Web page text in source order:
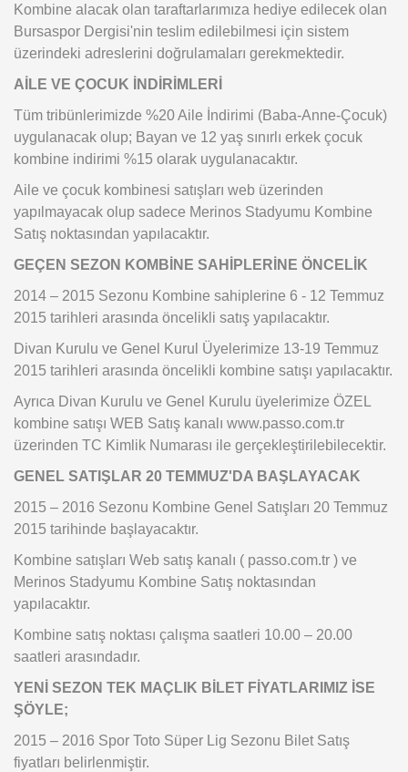
Kombine alacak olan taraftarlarımıza hediye edilecek olan
Bursaspor Dergisi'nin teslim edilebilmesi için sistem
üzerindeki adreslerini doğrulamaları gerekmektedir.
AİLE VE ÇOCUK İNDİRİMLERİ
Tüm tribünlerimizde %20 Aile İndirimi (Baba-Anne-Çocuk)
uygulanacak olup; Bayan ve 12 yaş sınırlı erkek çocuk
kombine indirimi %15 olarak uygulanacaktır.
Aile ve çocuk kombinesi satışları web üzerinden
yapılmayacak olup sadece Merinos Stadyumu Kombine
Satış noktasından yapılacaktır.
GEÇEN SEZON KOMBİNE SAHİPLERİNE ÖNCELİK
2014 – 2015 Sezonu Kombine sahiplerine 6 - 12 Temmuz
2015 tarihleri arasında öncelikli satış yapılacaktır.
Divan Kurulu ve Genel Kurul Üyelerimize 13-19 Temmuz
2015 tarihleri arasında öncelikli kombine satışı yapılacaktır.
Ayrıca Divan Kurulu ve Genel Kurulu üyelerimize ÖZEL
kombine satışı WEB Satış kanalı www.passo.com.tr
üzerinden TC Kimlik Numarası ile gerçekleştirilebilecektir.
GENEL SATIŞLAR 20 TEMMUZ'DA BAŞLAYACAK
2015 – 2016 Sezonu Kombine Genel Satışları 20 Temmuz
2015 tarihinde başlayacaktır.
Kombine satışları Web satış kanalı ( passo.com.tr ) ve
Merinos Stadyumu Kombine Satış noktasından
yapılacaktır.
Kombine satış noktası çalışma saatleri 10.00 – 20.00
saatleri arasındadır.
YENİ SEZON TEK MAÇLIK BİLET FİYATLARIMIZ İSE
ŞÖYLE;
2015 – 2016 Spor Toto Süper Lig Sezonu Bilet Satış
fiyatları belirlenmiştir.